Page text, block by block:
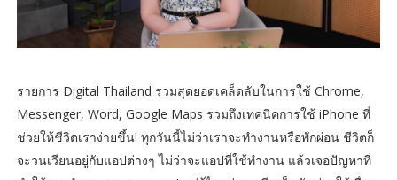
รายการ Digital Thailand รวมสุดยอดเคล็ดลับในการใช้ Chrome,
Messenger, Word, Google Maps รวมถึงเทคนิคการใช้ iPhone ที่
ช่วยให้ชีวิตเราง่ายขึ้น! ทุกวันนี้ไม่ว่าเราจะทำงานหรือพักผ่อน ชีวิตก็
จะวนเวียนอยู่กับแอปต่างๆ ไม่ว่าจะแอปที่ใช้ทำงาน แล้วเจอปัญหาที่